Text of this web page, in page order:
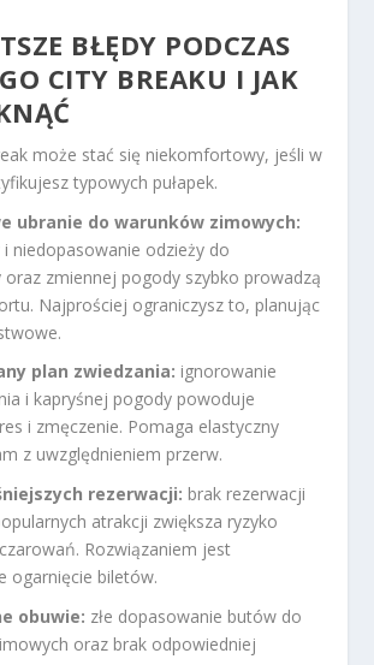
BŁĘDY PODCZAS
CITY BREAKU I JAK
może stać się niekomfortowy, jeśli w
typowych pułapek.
ubranie do warunków zimowych:
niedopasowanie odzieży do
zmiennej pogody szybko prowadzą
Najprościej ograniczysz to, planując
plan zwiedzania: ignorowanie
i kapryśnej pogody powoduje
i zmęczenie. Pomaga elastyczny
z uwzględnieniem przerw.
rezerwacji: brak rezerwacji
atrakcji zwiększa ryzyko
Rozwiązaniem jest
ogarnięcie biletów.
obuwie: złe dopasowanie butów do
oraz brak odpowiedniej